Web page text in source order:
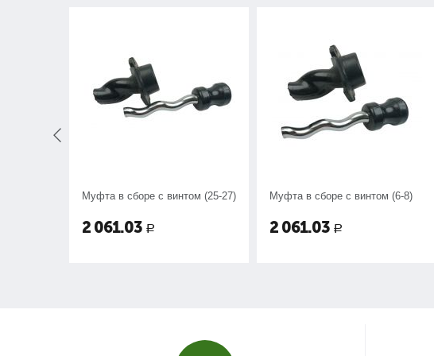
Муфта в сборе с винтом (25-27)
2 061.03 Р
Муфта в сборе с винтом (6-8)
2 061.03 Р